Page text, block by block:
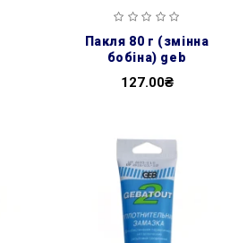
пакля 80 г (змінна
бобіна) geb
127.00₴